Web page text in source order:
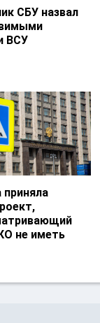
СБУ назвал
ВСУ
приняла
не иметь